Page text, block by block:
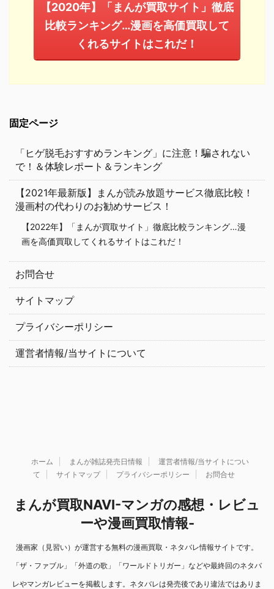
【2020年】「まんが買取サイト」徹底
比較ランキング…漫画を高価買取して
くれるサイトはこれだ！
固定ページ
「ヒゲ脱毛おすすめランキング」に注意！騙されない
で！＆体験レポート＆ランキング
【2021年最新版】まんが読み放題サービス徹底比較！
漫画村の代わりのお勧めサービス！
【2022年】「まんが買取サイト」徹底比較ランキング…漫
画を高価買取してくれるサイトはこれだ！
お問合せ
サイトマップ
プライバシーポリシー
運営者情報/当サイトについて
ホーム まんが雑誌発売日情報
運営者情報/当サイトについ
て
サイトマップ プライバシーポリシー お問合せ
まんが買取NAVI-マンガの感想・レビュ
ーや漫画買取情報-
漫画家（見習い）が運営する無料の漫画買取・ネタバレ情報サイトです。
「ザ・ファブル」「外道の歌」「ワールドトリガー」などや最終回のネタバ
レやマンガレビューを掲載します。ネタバレは発売後であり違法ではありま